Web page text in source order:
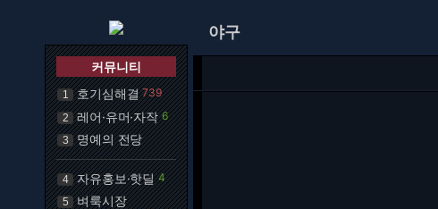
커뮤니티
1 호기심해결 739
2 레어·유머·자작 6
3 명예의 전당
4 자유홍보·핫딜 4
5 벼룩시장
야구